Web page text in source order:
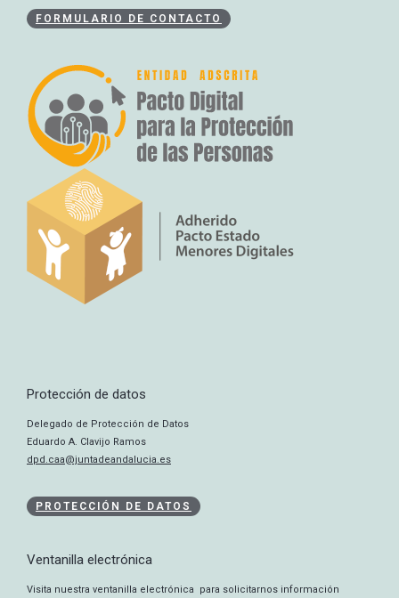
FORMULARIO DE CONTACTO
Protección de datos
Delegado de Protección de Datos
Eduardo A. Clavijo Ramos
dpd.caa@juntadeandalucia.es
PROTECCIÓN DE DATOS
Ventanilla electrónica
Visita nuestra ventanilla electrónica para solicitarnos información